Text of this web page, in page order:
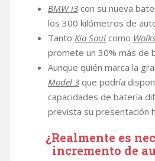
BMW i3 con su nueva
los 300 kilómetros de
Tanto Kia Soul como
promete un 30% más de
Aunque quién marca la
Model 3 que podría
capacidades de batería
prevista su presentación
¿Realmente es
incremento de